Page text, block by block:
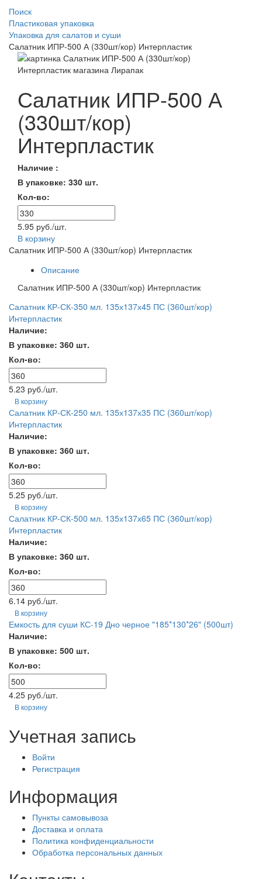
Поиск
Пластиковая упаковка
Упаковка для салатов и суши
Салатник ИПР-500 А (330шт/кор) Интерпластик
Салатник ИПР-500 А
(330шт/кор)
Интерпластик
Наличие :
В упаковке: 330 шт.
Кол-во:
5.95 руб./шт.
В корзину
Салатник ИПР-500 А (330шт/кор) Интерпластик
Описание
Салатник ИПР-500 А (330шт/кор) Интерпластик
Салатник КР-СК-350 мл. 135х137х45 ПС (360шт/кор)
Интерпластик
Наличие:
В упаковке: 360 шт.
Кол-во:
5.23 руб./шт.
В корзину
Салатник КР-СК-250 мл. 135х137х35 ПС (360шт/кор)
Интерпластик
Наличие:
В упаковке: 360 шт.
Кол-во:
5.25 руб./шт.
В корзину
Салатник КР-СК-500 мл. 135х137х65 ПС (360шт/кор)
Интерпластик
Наличие:
В упаковке: 360 шт.
Кол-во:
6.14 руб./шт.
В корзину
Емкость для суши КС-19 Дно черное "185*130*26" (500шт)
Наличие:
В упаковке: 500 шт.
Кол-во:
4.25 руб./шт.
В корзину
Учетная запись
Войти
Регистрация
Информация
Пункты самовывоза
Доставка и оплата
Политика конфиденциальности
Обработка персональных данных